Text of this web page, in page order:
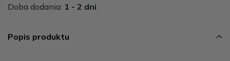
Doba dodania: 1 - 2 dni
Popis produktu